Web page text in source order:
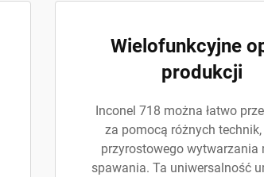
Wielofunkcyjne
produkcji
Inconel 718 można łatwo
za pomocą różnych
przyrostowego wytwarzania
spawania. Ta uniwersalność